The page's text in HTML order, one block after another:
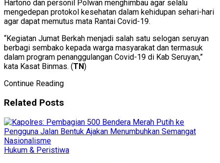
Hartono dan personil Polwan menghimbau agar selalu
mengedepan protokol kesehatan dalam kehidupan sehari-hari
agar dapat memutus mata Rantai Covid-19.
“Kegiatan Jumat Berkah menjadi salah satu selogan seruyan
berbagi sembako kepada warga masyarakat dan termasuk
dalam program penanggulangan Covid-19 di Kab Seruyan,”
kata Kasat Binmas. (TN)
Continue Reading
Related Posts
Hukum & Peristiwa